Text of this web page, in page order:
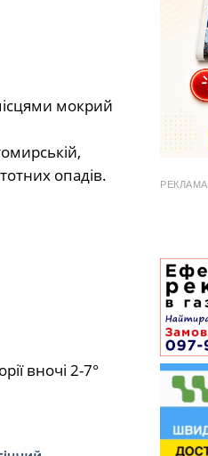
мокрий
опадів.
вночі 2-7°
РЕКЛАМА